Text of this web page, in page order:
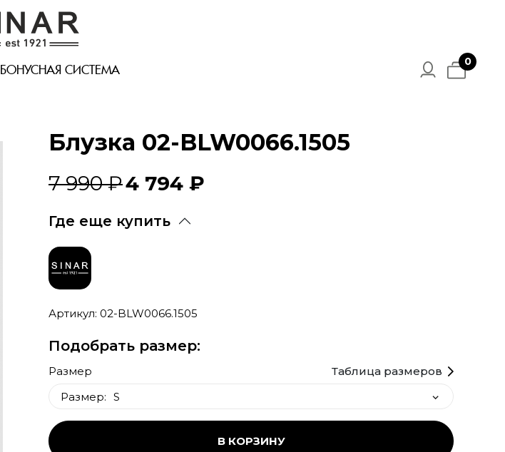
БОНУСНАЯ СИСТЕМА
0
Блузка 02-BLW0066.1505
7 990 ₽4 794 ₽
Где еще купить
Артикул: 02-BLW0066.1505
Подобрать размер:
Размер
Таблица размеров
Размер: S
В КОРЗИНУ